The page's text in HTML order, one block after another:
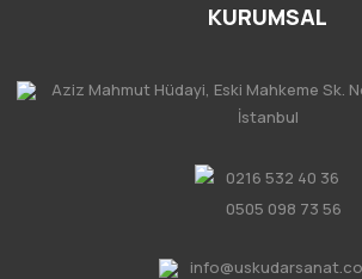
KURUMSAL
Aziz Mahmut Hüdayi, Eski Mahkeme Sk.
İstanbul
0216 532 40 36
0505 098 73 56